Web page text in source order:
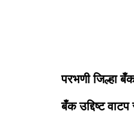
परभणी जिल्हा
बँक उद्दिष्ट